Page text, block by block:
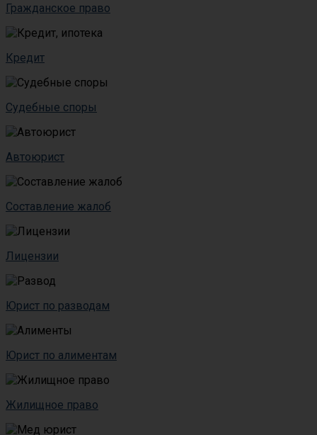
Гражданское право
Кредит
Судебные споры
Автоюрист
Составление жалоб
Лицензии
Юрист по разводам
Юрист по алиментам
Жилищное право